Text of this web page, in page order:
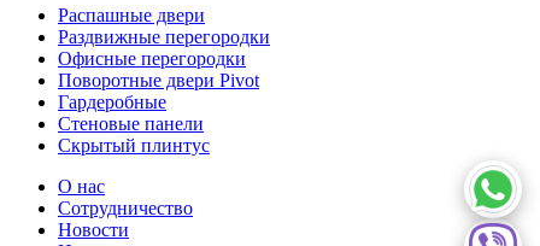
Распашные двери
Раздвижные перегородки
Офисные перегородки
Поворотные двери Pivot
Гардеробные
Стеновые панели
Скрытый плинтус
О нас
Сотрудничество
Новости